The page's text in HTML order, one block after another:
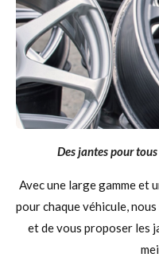
Des jantes pour
Avec une large gamme et
pour chaque véhicule, no
et de vous proposer les